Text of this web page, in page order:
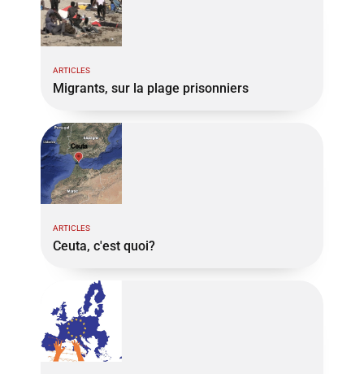
ARTICLES
Migrants, sur la plage prisonniers
ARTICLES
Ceuta, c'est quoi?